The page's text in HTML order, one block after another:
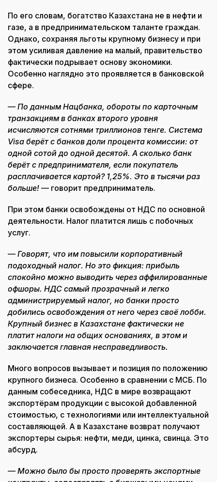
По его словам, богатство Казахстана не в нефти и
газе, а в предпринимательском таланте граждан.
Однако, сохраняя льготы крупному бизнесу и при
этом усиливая давление на малый, правительство
фактически подрывает основу экономики.
Особенно наглядно это проявляется в банковской
сфере.
— По данным Нацбанка, обороты по карточным
транзакциям в банках второго уровня
исчисляются сотнями триллионов тенге. Система
Visa берёт с банков доли процента комиссии: от
одной сотой до одной десятой. А сколько банк
берёт с предпринимателя, если покупатель
расплачивается картой? 1,25%. Это в тысячи раз
больше! — говорит предприниматель.
При этом банки освобождены от НДС по основной
деятельности. Налог платится лишь с побочных
услуг.
— Говорят, что им повысили корпоративный
подоходный налог. Но это фикция: прибыль
спокойно можно выводить через аффилированные
офшоры. НДС самый прозрачный и легко
администрируемый налог, но банки просто
добились освобождения от него через своё лобби.
Крупный бизнес в Казахстане фактически не
платит налоги на общих основаниях, в этом и
заключается главная несправедливость.
Много вопросов вызывает и позиция по положению
крупного бизнеса. Особенно в сравнении с МСБ. По
данным собеседника, НДС в мире возвращают
экспортёрам продукции с высокой добавленной
стоимостью, с технологиями или интеллектуальной
составляющей. А в Казахстане возврат получают
экспортеры сырья: нефти, меди, цинка, свинца. Это
абсурд.
— Можно было бы просто проверять экспортные